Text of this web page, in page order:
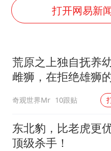
奋进
打开网易新
荒原之上独自抚养
雌狮，在拒绝雄狮
时，竟然被用饥饿
奇观世界Mr 10跟贴
东北豹，比老虎更
顶级杀手！